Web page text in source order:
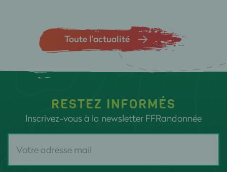
Toute l’actualité
RESTEZ INFORMÉS
Inscrivez-vous à la newsletter FFRandonnée